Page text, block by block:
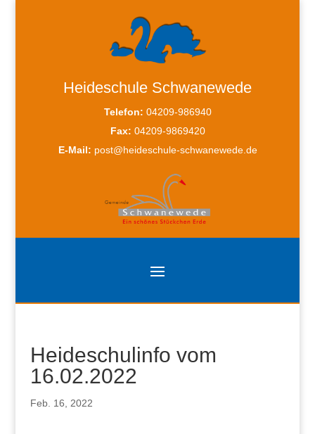
Heideschule Schwanewede
Telefon: 04209-986940
Fax: 04209-9869420
E-Mail: post@heideschule-schwanewede.de
Heideschulinfo vom
16.02.2022
Feb. 16, 2022